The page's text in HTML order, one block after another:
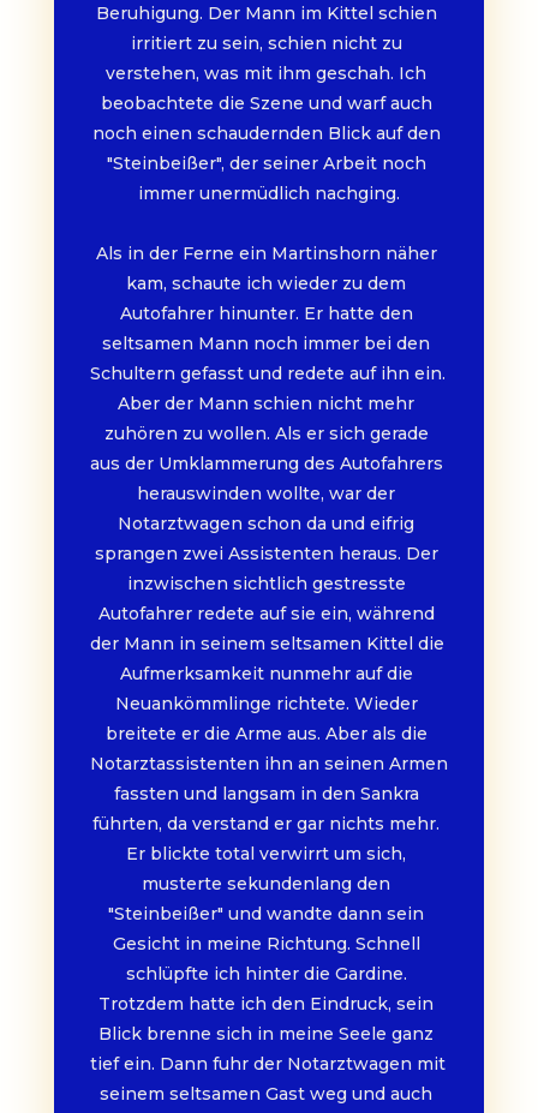
Beruhigung. Der Mann im Kittel schien
irritiert zu sein, schien nicht zu
verstehen, was mit ihm geschah. Ich
beobachtete die Szene und warf auch
noch einen schaudernden Blick auf den
"Steinbeißer", der seiner Arbeit noch
immer unermüdlich nachging.
Als in der Ferne ein Martinshorn näher
kam, schaute ich wieder zu dem
Autofahrer hinunter. Er hatte den
seltsamen Mann noch immer bei den
Schultern gefasst und redete auf ihn ein.
Aber der Mann schien nicht mehr
zuhören zu wollen. Als er sich gerade
aus der Umklammerung des Autofahrers
herauswinden wollte, war der
Notarztwagen schon da und eifrig
sprangen zwei Assistenten heraus. Der
inzwischen sichtlich gestresste
Autofahrer redete auf sie ein, während
der Mann in seinem seltsamen Kittel die
Aufmerksamkeit nunmehr auf die
Neuankömmlinge richtete. Wieder
breitete er die Arme aus. Aber als die
Notarztassistenten ihn an seinen Armen
fassten und langsam in den Sankra
führten, da verstand er gar nichts mehr.
Er blickte total verwirrt um sich,
musterte sekundenlang den
"Steinbeißer" und wandte dann sein
Gesicht in meine Richtung. Schnell
schlüpfte ich hinter die Gardine.
Trotzdem hatte ich den Eindruck, sein
Blick brenne sich in meine Seele ganz
tief ein. Dann fuhr der Notarztwagen mit
seinem seltsamen Gast weg und auch